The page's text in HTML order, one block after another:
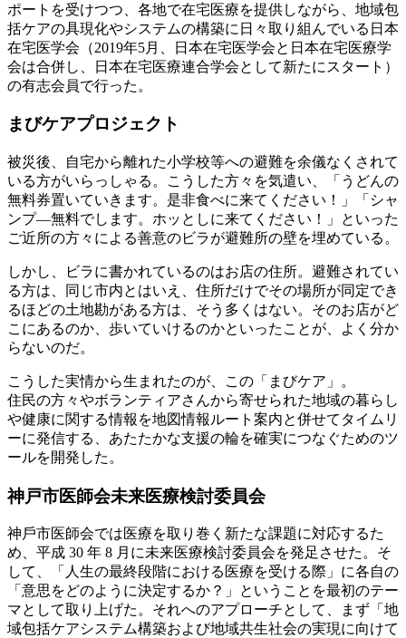
ポートを受けつつ、各地で在宅医療を提供しながら、地域包
括ケアの具現化やシステムの構築に日々取り組んでいる日本
在宅医学会（2019年5月、日本在宅医学会と日本在宅医療学
会は合併し、日本在宅医療連合学会として新たにスタート）
の有志会員で行った。
まびケアプロジェクト
被災後、自宅から離れた小学校等への避難を余儀なくされて
いる方がいらっしゃる。こうした方々を気遣い、「うどんの
無料券置いていきます。是非食べに来てください！」「シャ
ンプ―無料でします。ホッとしに来てください！」といった
ご近所の方々による善意のビラが避難所の壁を埋めている。
しかし、ビラに書かれているのはお店の住所。避難されてい
る方は、同じ市内とはいえ、住所だけでその場所が同定でき
るほどの土地勘がある方は、そう多くはない。そのお店がど
こにあるのか、歩いていけるのかといったことが、よく分か
らないのだ。
こうした実情から生まれたのが、この「まびケア」。
住民の方々やボランティアさんから寄せられた地域の暮らし
や健康に関する情報を地図情報ルート案内と併せてタイムリ
ーに発信する、あたたかな支援の輪を確実につなぐためのツ
ールを開発した。
神戸市医師会未来医療検討委員会
神⼾市医師会では医療を取り巻く新たな課題に対応するた
め、平成 30 年 8 月に未来医療検討委員会を発足させた。そ
して、「人生の最終段階における医療を受ける際」に各自の
「意思をどのように決定するか？」ということを最初のテー
マとして取り上げた。それへのアプローチとして、まず「地
域包括ケアシステム構築および地域共生社会の実現に向けて